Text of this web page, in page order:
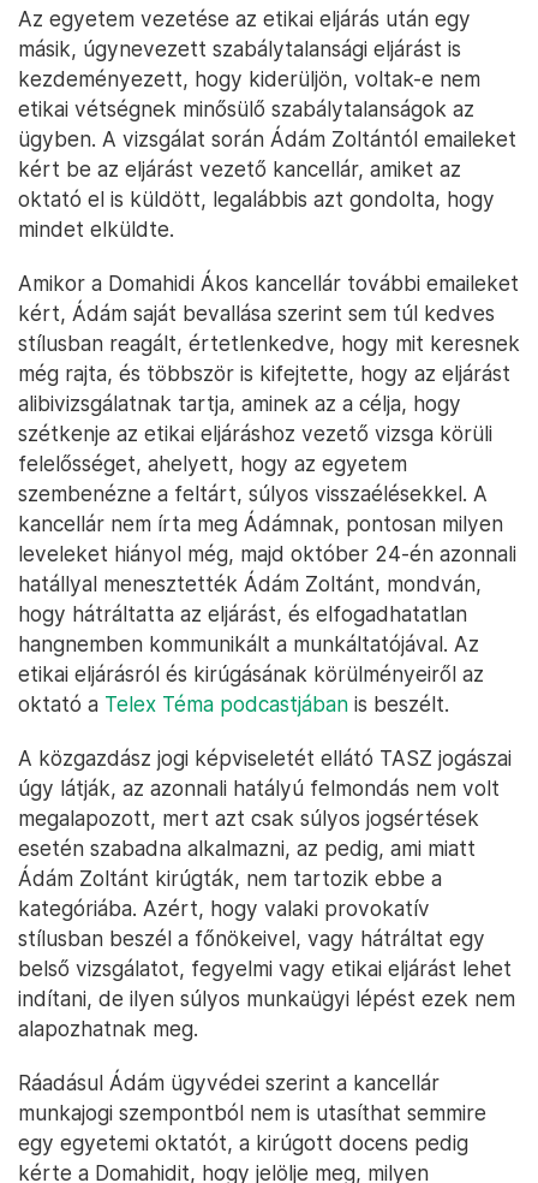
Az egyetem vezetése az etikai eljárás után egy
másik, úgynevezett szabálytalansági eljárást is
kezdeményezett, hogy kiderüljön, voltak-e nem
etikai vétségnek minősülő szabálytalanságok az
ügyben. A vizsgálat során Ádám Zoltántól emaileket
kért be az eljárást vezető kancellár, amiket az
oktató el is küldött, legalábbis azt gondolta, hogy
mindet elküldte.
Amikor a Domahidi Ákos kancellár további emaileket
kért, Ádám saját bevallása szerint sem túl kedves
stílusban reagált, értetlenkedve, hogy mit keresnek
még rajta, és többször is kifejtette, hogy az eljárást
alibivizsgálatnak tartja, aminek az a célja, hogy
szétkenje az etikai eljáráshoz vezető vizsga körüli
felelősséget, ahelyett, hogy az egyetem
szembenézne a feltárt, súlyos visszaélésekkel. A
kancellár nem írta meg Ádámnak, pontosan milyen
leveleket hiányol még, majd október 24-én azonnali
hatállyal menesztették Ádám Zoltánt, mondván,
hogy hátráltatta az eljárást, és elfogadhatatlan
hangnemben kommunikált a munkáltatójával. Az
etikai eljárásról és kirúgásának körülményeiről az
oktató a Telex Téma podcastjában is beszélt.
A közgazdász jogi képviseletét ellátó TASZ jogászai
úgy látják, az azonnali hatályú felmondás nem volt
megalapozott, mert azt csak súlyos jogsértések
esetén szabadna alkalmazni, az pedig, ami miatt
Ádám Zoltánt kirúgták, nem tartozik ebbe a
kategóriába. Azért, hogy valaki provokatív
stílusban beszél a főnökeivel, vagy hátráltat egy
belső vizsgálatot, fegyelmi vagy etikai eljárást lehet
indítani, de ilyen súlyos munkaügyi lépést ezek nem
alapozhatnak meg.
Ráadásul Ádám ügyvédei szerint a kancellár
munkajogi szempontból nem is utasíthat semmire
egy egyetemi oktatót, a kirúgott docens pedig
kérte a Domahidit, hogy jelölje meg, milyen